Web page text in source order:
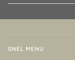
SNEL MENU